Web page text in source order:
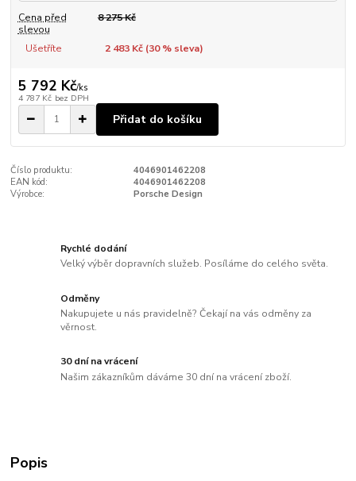
Cena před
slevou
8 275 Kč
Ušetříte 2 483 Kč (30% sleva)
5 792 Kč/ks
4 787 Kč bez DPH
Přidat do košíku
Číslo produktu:
4046901462208
EAN kód:
4046901462208
Výrobce:
Porsche Design
Rychlé dodání
Velký výběr dopravních služeb. Posíláme do celého světa.
Odměny
Nakupujete u nás pravidelně? Čekají na vás odměny za
věrnost.
30 dní na vrácení
Našim zákazníkům dáváme 30 dní na vrácení zboží.
Popis